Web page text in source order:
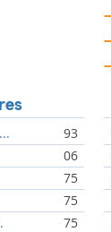
93
06
75
75
75